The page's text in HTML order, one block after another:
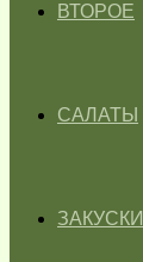
ВТОРОЕ
САЛАТЫ
ЗАКУСКИ